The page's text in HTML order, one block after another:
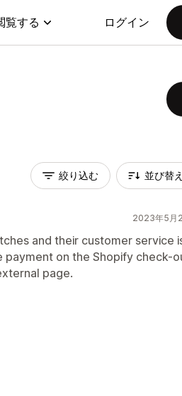
覧する ログイン
絞り込む 並び替え
2023年5月
and their customer service
payment on the Shopify check-
page.